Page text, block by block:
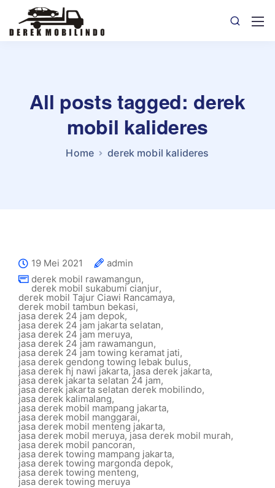
All posts tagged: derek
mobil kalideres
Home derek mobil kalideres
19 Mei 2021
admin
derek mobil rawamangun,
derek mobil sukabumi cianjur,
derek mobil Tajur Ciawi Rancamaya,
derek mobil tambun bekasi,
jasa derek 24 jam depok,
jasa derek 24 jam jakarta selatan,
jasa derek 24 jam meruya,
jasa derek 24 jam rawamangun,
jasa derek 24 jam towing keramat jati,
jasa derek gendong towing lebak bulus,
jasa derek hj nawi jakarta,jasa derek jakarta,
jasa derek jakarta selatan 24 jam,
jasa derek jakarta selatan derek mobilindo,
jasa derek kalimalang,
jasa derek mobil mampang jakarta,
jasa derek mobil manggarai,
jasa derek mobil menteng jakarta,
jasa derek mobil meruya,jasa derek mobil murah,
jasa derek mobil pancoran,
jasa derek towing mampang jakarta,
jasa derek towing margonda depok,
jasa derek towing menteng,
jasa derek towing meruya